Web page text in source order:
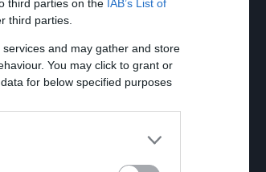
third parties on the IAB’s List of
third parties.
and may gather and store
You may click to grant or
for below specified purposes